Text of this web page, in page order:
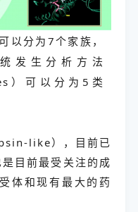
以分为7个家族，
发生分析方法
）可以分为5类
like），目前已
目前最受关注的成
体和现有最大的药